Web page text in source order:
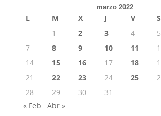
marzo 2022
L M X J V S
1
2 3 4 5
7
8 9 10 11
14
15 16 17 18
21
22 23 24 25
28
29 30
31
« Feb
Abr »